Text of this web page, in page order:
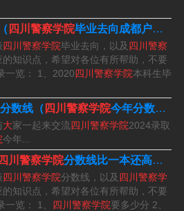
询得知，四川警察学院学费：治
公安管理学、法学等专业学费为3
术、交通管理工程、网络安全与
犬技术等专业学费为4100元/学
国招生吗?
招生对象为全国各省市的应届毕
川警察学院还提供多种优惠政
四川警察学院毕业去向成都户口）
四川警察学院毕业去向，以及 四川警察
知识点，希望对各位有所帮助，不要
一览： 1、2020四川警察学院本科生毕
数线（ 四川警察学院今年分数线）
大家一起来交流四川警察学院2024录取
今年...
四川警察学院分数线比一本还高吗）
四川警察学院分数线，以及 四川警察学
知识点，希望对各位有所帮助，不要
览： 1、 四川警察学院要多少分 2、